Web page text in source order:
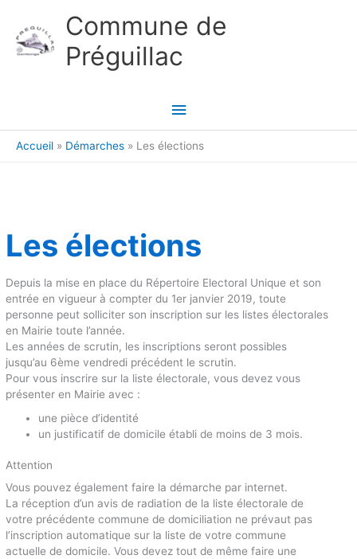
Commune de
Préguillac
Menu
principal
Accueil Démarches Les élections
Les élections
Depuis la mise en place du Répertoire Electoral Unique et son
entrée en vigueur à compter du 1er janvier 2019, toute
personne peut solliciter son inscription sur les listes électorales
en Mairie toute l’année.
Les années de scrutin, les inscriptions seront possibles
jusqu’au 6ème vendredi précédent le scrutin.
Pour vous inscrire sur la liste électorale, vous devez vous
présenter en Mairie avec :
une pièce d’identité
un justificatif de domicile établi de moins de 3 mois.
Attention
Vous pouvez également faire la démarche par internet.
La réception d’un avis de radiation de la liste électorale de
votre précédente commune de domiciliation ne prévaut pas
l’inscription automatique sur la liste de votre commune
actuelle de domicile. Vous devez tout de même faire une